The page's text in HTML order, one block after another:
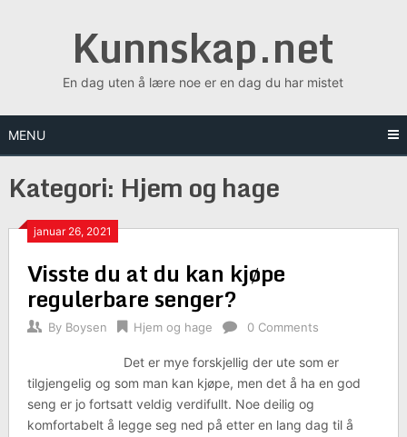
Kunnskap.net
En dag uten å lære noe er en dag du har mistet
MENU
Kategori: Hjem og hage
januar 26, 2021
Visste du at du kan kjøpe
regulerbare senger?
By Boysen Hjem og hage 0 Comments
Det er mye forskjellig der ute som er
tilgjengelig og som man kan kjøpe, men det å ha en god
seng er jo fortsatt veldig verdifullt. Noe deilig og
komfortabelt å legge seg ned på etter en lang dag til å